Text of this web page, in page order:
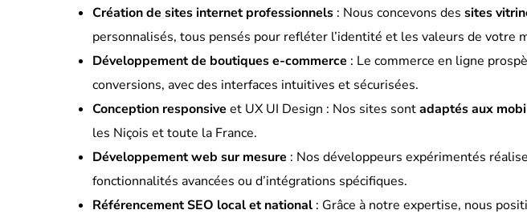
Création de sites internet professionnels: Nous concevons des sites
personnalisés, tous pensés pour refléter l’identité et les valeurs de votre
Développement de boutiques e-commerce : Le commerce en ligne
conversions, avec des interfaces intuitives et sécurisées.
Conception responsive et UX UI Design : Nos sites sontadaptés aux
les Niçois et toute la France.
Développement web sur mesure : Nos développeurs expérimentés
fonctionnalités avancées ou d’intégrations spécifiques.
Référencement SEO local et national: Grâce à notre expertise, nous